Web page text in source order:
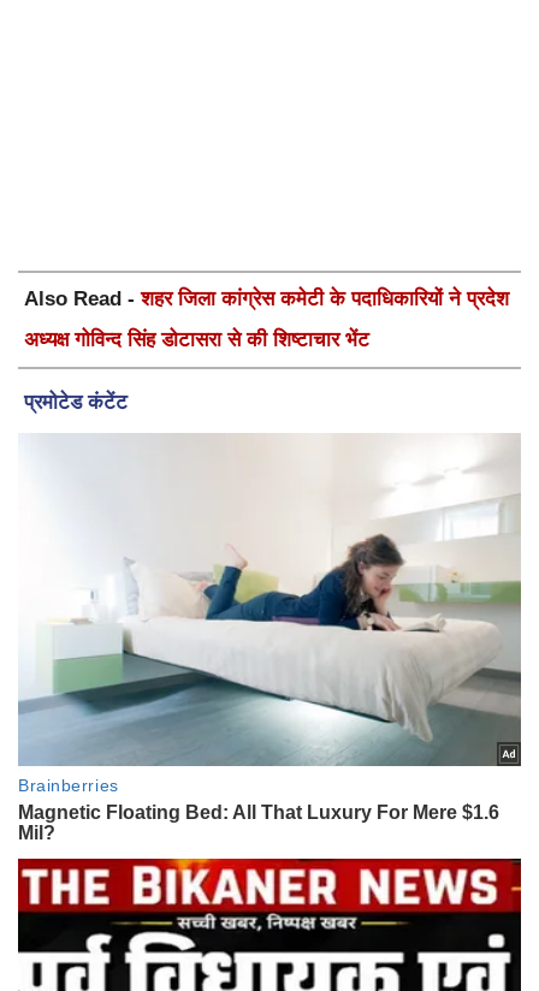
Also Read -शहर जिला कांग्रेस कमेटी के पदाधिकारियों ने प्रदेश
अध्यक्ष गोविन्द सिंह डोटासरा से की शिष्टाचार भेंट